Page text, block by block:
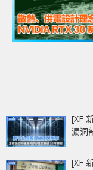
[XF
漏洞
[XF